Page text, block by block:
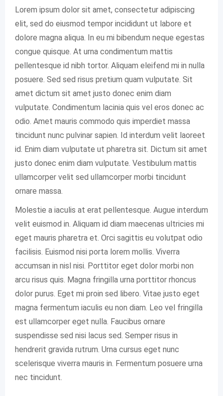
Lorem ipsum dolor sit amet, consectetur adipiscing
elit, sed do eiusmod tempor incididunt ut labore et
dolore magna aliqua. In eu mi bibendum neque egestas
congue quisque. At urna condimentum mattis
pellentesque id nibh tortor. Aliquam eleifend mi in nulla
posuere. Sed sed risus pretium quam vulputate. Sit
amet dictum sit amet justo donec enim diam
vulputate. Condimentum lacinia quis vel eros donec ac
odio. Amet mauris commodo quis imperdiet massa
tincidunt nunc pulvinar sapien. Id interdum velit laoreet
id. Enim diam vulputate ut pharetra sit. Dictum sit amet
justo donec enim diam vulputate. Vestibulum mattis
ullamcorper velit sed ullamcorper morbi tincidunt
ornare massa.
Molestie a iaculis at erat pellentesque. Augue interdum
velit euismod in. Aliquam id diam maecenas ultricies mi
eget mauris pharetra et. Orci sagittis eu volutpat odio
facilisis. Euismod nisi porta lorem mollis. Viverra
accumsan in nisl nisi. Porttitor eget dolor morbi non
arcu risus quis. Magna fringilla urna porttitor rhoncus
dolor purus. Eget mi proin sed libero. Vitae justo eget
magna fermentum iaculis eu non diam. Leo vel fringilla
est ullamcorper eget nulla. Faucibus ornare
suspendisse sed nisi lacus sed. Semper risus in
hendrerit gravida rutrum. Urna cursus eget nunc
scelerisque viverra mauris in. Fermentum posuere urna
nec tincidunt.